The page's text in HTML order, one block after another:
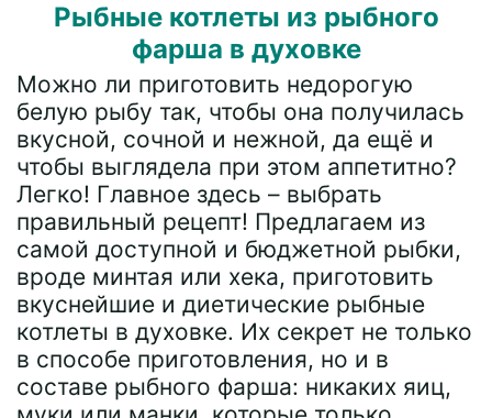
Рыбные котлеты из рыбного
фарша в духовке
Можно ли приготовить недорогую
белую рыбу так, чтобы она получилась
вкусной, сочной и нежной, да ещё и
чтобы выглядела при этом аппетитно?
Легко! Главное здесь – выбрать
правильный рецепт! Предлагаем из
самой доступной и бюджетной рыбки,
вроде минтая или хека, приготовить
вкуснейшие и диетические рыбные
котлеты в духовке. Их секрет не только
в способе приготовления, но и в
составе рыбного фарша: никаких яиц,